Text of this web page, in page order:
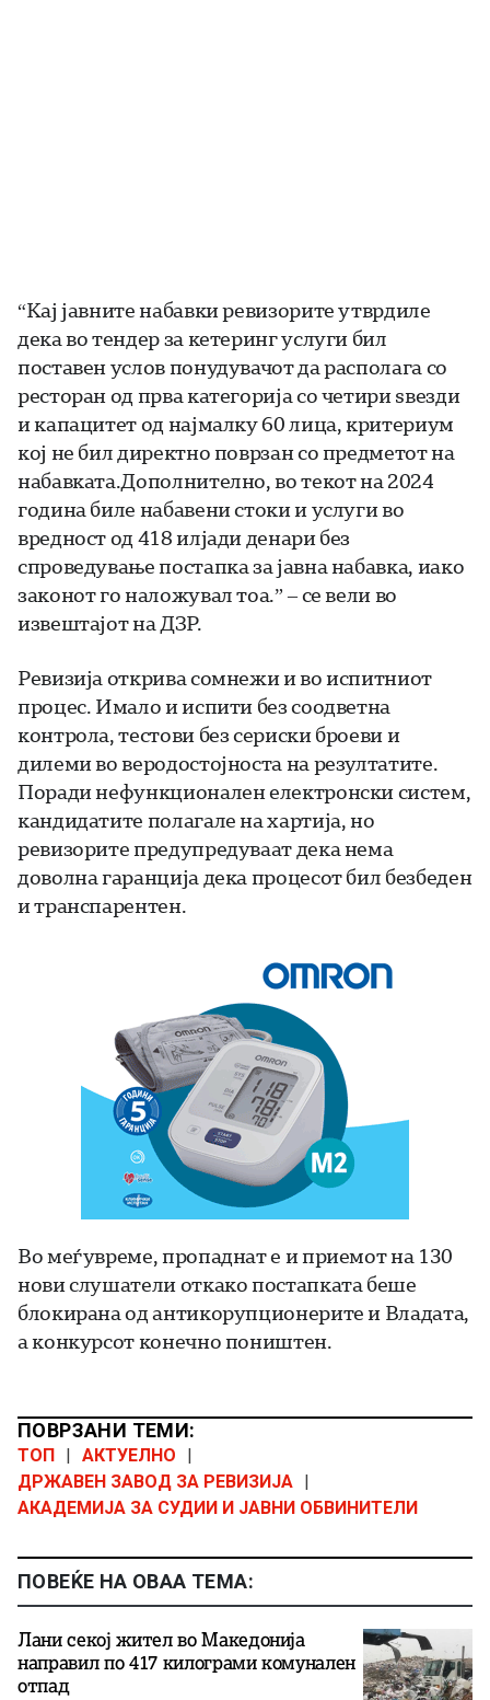
“Кај јавните набавки ревизорите утврдиле
дека во тендер за кетеринг услуги бил
поставен услов понудувачот да располага со
ресторан од прва категорија со четири ѕвезди
и капацитет од најмалку 60 лица, критериум
кој не бил директно поврзан со предметот на
набавката.Дополнително, во текот на 2024
година биле набавени стоки и услуги во
вредност од 418 илјади денари без
спроведување постапка за јавна набавка, иако
законот го наложувал тоа.” – се вели во
извештајот на ДЗР.
Ревизија открива сомнежи и во испитниот
процес. Имало и испити без соодветна
контрола, тестови без сериски броеви и
дилеми во веродостојноста на резултатите.
Поради нефункционален електронски систем,
кандидатите полагале на хартија, но
ревизорите предупредуваат дека нема
доволна гаранција дека процесот бил безбеден
и транспарентен.
Во меѓувреме, пропаднат е и приемот на 130
нови слушатели откако постапката беше
блокирана од антикорупционерите и Владата,
а конкурсот конечно поништен.
ПОВРЗАНИ ТЕМИ:
ТОП | АКТУЕЛНО
|
ДРЖАВЕН ЗАВОД ЗА РЕВИЗИЈА |
АКАДЕМИЈА ЗА СУДИИ И ЈАВНИ ОБВИНИТЕЛИ
ПОВЕЌЕ НА ОВАА ТЕМА:
Лани секој жител во Македонија
направил по 417 килограми комунален
отпад